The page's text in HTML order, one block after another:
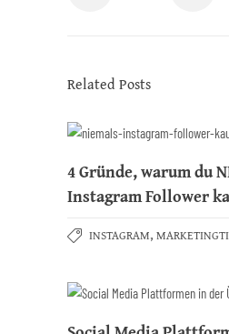
Related Posts
4 Gründe, warum du
Instagram Follower
INSTAGRAM,